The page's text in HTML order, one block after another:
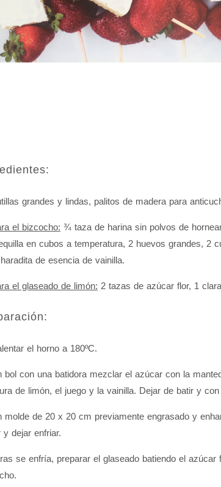
grandes y lindas, palitos de madera para
el bizcocho: ¾ taza de harina sin polvos de
en cubos a temperatura, 2 huevos grandes, 2
de esencia de vainilla.
el glaseado de limón: 2 tazas de azúcar flor, 1
el horno a 180ºC.
bol con una batidora mezclar el azúcar con la
de limón, el juego y la vainilla. Dejar de batir y
molde de 20 x 20 cm previamente engrasado y
y dejar enfriar.
se enfría, preparar el glaseado batiendo el